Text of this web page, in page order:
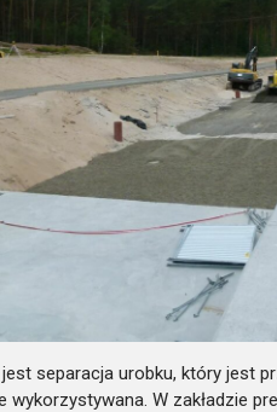
separacja urobku, który jest
W zakładzie